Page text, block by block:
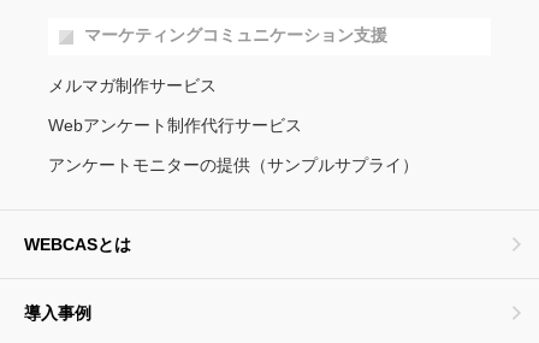
マーケティングコミュニケーション支援
メルマガ制作サービス
Webアンケート制作代行サービス
アンケートモニターの提供（サンプルサプライ）
WEBCASとは
導入事例